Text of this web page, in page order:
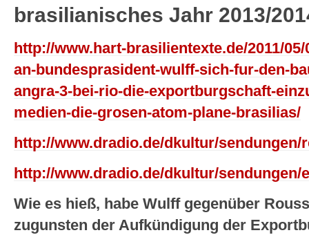
brasilianisches Jahr 2013/
http://www.hart-brasilientexte.de/2011/
an-bundesprasident-wulff-sich-fur-den-
angra-3-bei-rio-die-exportburgschaft-
medien-die-grosen-atom-plane-brasilias/
http://www.dradio.de/dkultur/sendungen/
http://www.dradio.de/dkultur/sendungen/
Wie es hieß, habe Wulff gegenüber
zugunsten der Aufkündigung der